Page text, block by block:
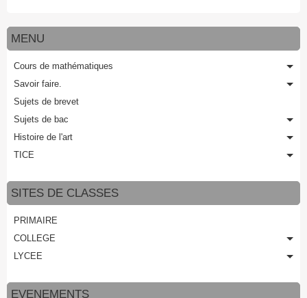
MENU
Cours de mathématiques
Savoir faire.
Sujets de brevet
Sujets de bac
Histoire de l'art
TICE
SITES DE CLASSES
PRIMAIRE
COLLEGE
LYCEE
EVENEMENTS